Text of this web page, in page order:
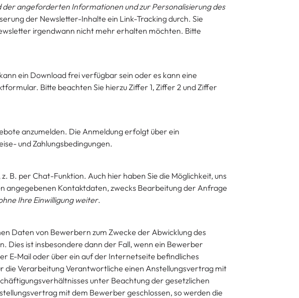
angeforderten Informationen und zur Personalisierung des
der Newsletter-Inhalte ein Link-Tracking durch. Sie
irgendwann nicht mehr erhalten möchten. Bitte
ein Download frei verfügbar sein oder es kann eine
Bitte beachten Sie hierzu Ziffer 1, Ziffer 2 und Ziffer
anzumelden. Die Anmeldung erfolgt über ein
und Zahlungsbedingungen.
B. per Chat-Funktion. Auch hier haben Sie die Möglichkeit, uns
angegebenen Kontaktdaten, zwecks Bearbeitung der Anfrage
Ihre Einwilligung weiter.
Daten von Bewerbern zum Zwecke der Abwicklung des
ist insbesondere dann der Fall, wenn ein Bewerber
E-Mail oder über ein auf der Internetseite befindliches
Verarbeitung Verantwortliche einen Anstellungsvertrag mit
unter Beachtung der gesetzlichen
mit dem Bewerber geschlossen, so werden die